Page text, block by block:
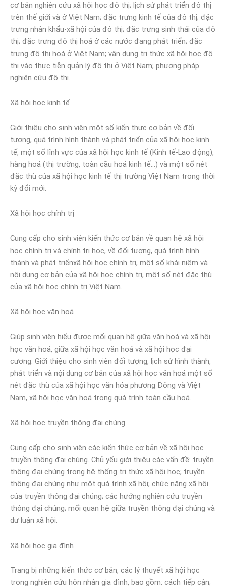
cơ bản nghiên cứu xã hội học đô thị; lịch sử phát triển đô thị
trên thế giới và ở Việt Nam; đặc trưng kinh tế của đô thị; đặc
trưng nhân khẩu-xã hội của đô thị; đặc trưng sinh thái của đô
thị; đặc trưng đô thị hoá ở các nước đang phát triển; đặc
trưng đô thị hoá ở Việt Nam; vận dụng tri thức xã hội học đô
thị vào thực tiễn quản lý đô thị ở Việt Nam; phương pháp
nghiên cứu đô thị.
Xã hội học kinh tế
Giới thiệu cho sinh viên một số kiến thưc cơ bản về đối
tượng, quá trình hình thành và phát triển của xã hội học kinh
tế, một số lĩnh vực của xã hội học kinh tế (Kinh tế-Lao động),
hàng hoá (thị trường, toàn cầu hoá kinh tế…) và một số nét
đặc thù của xã hội học kinh tế thị trường Việt Nam trong thời
kỳ đổi mới.
Xã hội học chính trị
Cung cấp cho sinh viên kiến thức cơ bản về quan hệ xã hội
học chính trị và chính trị học, về đối tượng, quá trình hình
thành và phát triểnxã hội học chính trị, một số khái niệm và
nội dung cơ bản của xã hội học chính trị, một số nét đặc thù
của xã hội học chính trị Việt Nam.
Xã hội học văn hoá
Giúp sinh viên hiểu được mối quan hệ giữa văn hoá và xã hội
học văn hoá, giữa xã hội học văn hoá và xã hội học đại
cương. Giới thiệu cho sinh viên đối tượng, lịch sử hình thành,
phát triển và nội dung cơ bản của xã hội học văn hoá một số
nét đặc thù của xã hội học văn hóa phương Đông và Việt
Nam, xã hội học văn hoá trong quá trình toàn cầu hoá.
Xã hội học truyền thông đại chúng
Cung cấp cho sinh viên các kiến thức cơ bản về xã hội học
truyền thông đại chúng. Chủ yếu giới thiệu các vấn đề: truyền
thông đại chúng trong hệ thống tri thức xã hội học; truyền
thông đại chúng như một quá trình xã hội; chức năng xã hội
của truyền thông đại chúng; các hướng nghiên cứu truyền
thông đại chúng; mối quan hệ giữa truyền thông đại chúng và
dư luận xã hội.
Xã hội học gia đình
Trang bị những kiến thức cơ bản, các lý thuyết xã hội học
trong nghiên cứu hôn nhân gia đình, bao gồm: cách tiếp cận;